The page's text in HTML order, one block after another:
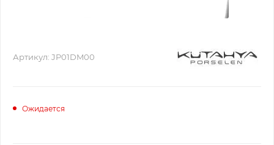
Артикул: JP01DM00
Ожидается